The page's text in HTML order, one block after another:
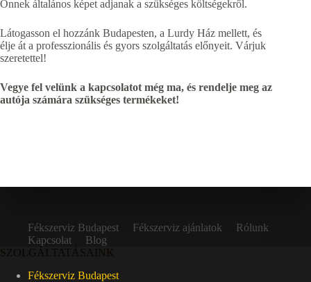
Önnek általános képet adjanak a szükséges költségekről.
Látogasson el hozzánk Budapesten, a Lurdy Ház mellett, és
élje át a professzionális és gyors szolgáltatás előnyeit. Várjuk
szeretettel!
Vegye fel velünk a kapcsolatot még ma, és rendelje meg az
autója számára szükséges termékeket!
Fékszerviz Budapest Fékszerviz ajánlatok
Rólunk
Kapcsolat
Blog
SZOLGÁLTATÁSAINK
Fékszerviz Budapest